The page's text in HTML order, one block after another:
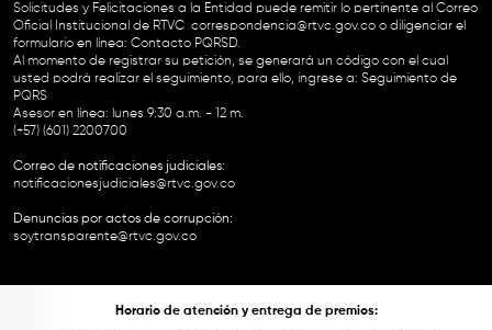
Solicitudes y Felicitaciones a la Entidad puede remitir lo pertinente al Correo
Oficial Institucional de RTVC correspondencia@rtvc.gov.co o diligenciar el
formulario en línea: Contacto PQRSD.
Al momento de registrar su petición, se generará un código con el cual
usted podrá realizar el seguimiento, para ello, ingrese a: Seguimiento de
PQRS
Asesor en línea: lunes 9:30 a.m. - 12 m.
(+57) (601) 2200700
Correo de notificaciones judiciales:
notificacionesjudiciales@rtvc.gov.co
Denuncias por actos de corrupción:
soytransparente@rtvc.gov.co
Horario de atención y entrega de premios: